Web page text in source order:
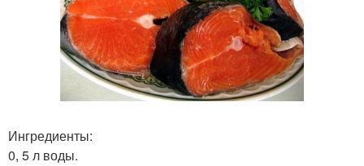
Ингредиенты:
0, 5 л воды.